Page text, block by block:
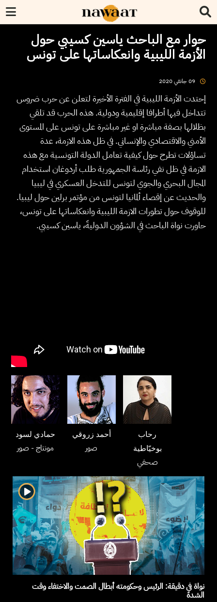
حوار مع الباحث ياسين كسيبي حول
الأزمة الليبية وانعكاساتها على تونس
09جانفي2020
إحتدت الأزمة الليبية في الفترة الأخيرة لتعلن عن حرب ضروس
تتداخل فيها أطرافا إقليمية ودولية. هذه الحرب قد تلقي
بظلالها بصفة مباشرة او غير مباشرة على تونس على المستوى
الأمني والاقتصادي والإنساني. في ظل هذه الازمة، عدة
تساؤلات تطرح حول كيفية تعامل الدولة التونسية مع هذه
الازمة في ظل نفي رئاسة الجمهورية طلب أردوغان استخدام
المجال البحري والجوي لتونس للتدخل العسكري في ليبيا
والحديث عن إقصاء ألمانيا لتونس من مؤتمر برلين حول ليبيا.
للوقوف حول تطورات الازمة الليبية وانعكاساتها على تونس،
حاورت نواة الباحث في الشؤون الدوليةّ، ياسين كسيبي.
حمادي لسود
مونتاج- صور
أحمد زروقي
صور
رحاب
بوخيّاطية
صحفي
نواة في دقيقة: الرئيس وحكومته أبطال الصمت والاختفاء وقت
الشدة